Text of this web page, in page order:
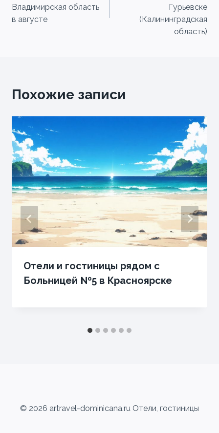
записям
Владимирская область
в августе
Гурьевске
(Калининградская
область)
Похожие записи
Отели и гостиницы рядом с
Больницей №5 в Красноярске
© 2026 artravel-dominicana.ru Отели, гостиницы